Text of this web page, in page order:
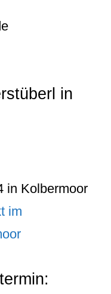
in
in Kolbermoor
im